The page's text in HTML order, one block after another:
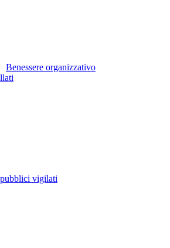
Benessere organizzativo
vigilati